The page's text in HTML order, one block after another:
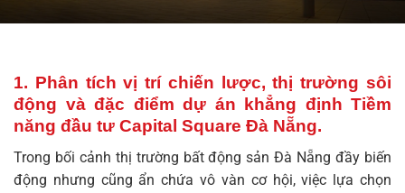
1. Phân tích vị trí chiến lược, thị trường sôi
động và đặc điểm dự án khẳng định Tiềm
năng đầu tư Capital Square Đà Nẵng.
Trong bối cảnh thị trường bất động sản Đà Nẵng đầy biến
động nhưng cũng ẩn chứa vô vàn cơ hội, việc lựa chọn